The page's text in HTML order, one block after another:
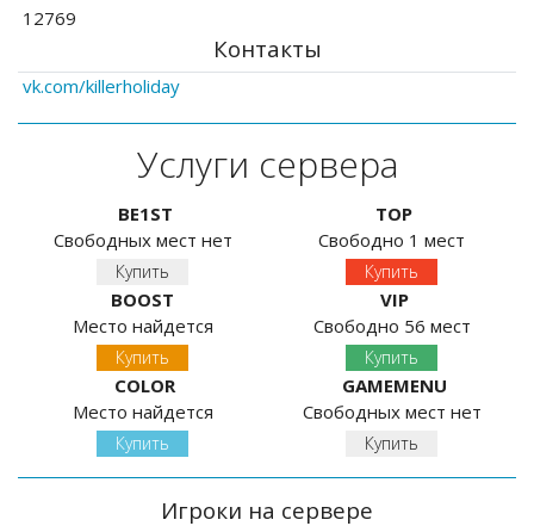
12769
Контакты
vk.com/killerholiday
Услуги сервера
BE1ST
Свободных мест нет
Купить
TOP
Свободно 1 мест
Купить
BOOST
Место найдется
Купить
VIP
Свободно 56 мест
Купить
COLOR
Место найдется
Купить
GAMEMENU
Свободных мест нет
Купить
Игроки на сервере